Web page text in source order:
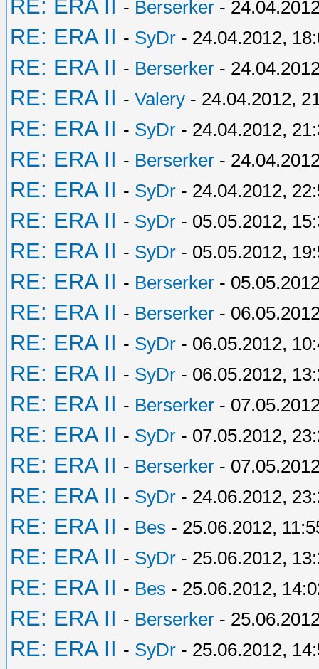
RE: ERA II - Berserker -
RE: ERA II - SyDr - 24.04.2012,
RE: ERA II - Berserker -
RE: ERA II - Valery - 24.04.2012,
RE: ERA II - SyDr - 24.04.2012,
RE: ERA II - Berserker -
RE: ERA II - SyDr - 24.04.2012,
RE: ERA II - SyDr - 05.05.2012,
RE: ERA II - SyDr - 05.05.2012,
RE: ERA II - Berserker -
RE: ERA II - Berserker -
RE: ERA II - SyDr - 06.05.2012,
RE: ERA II - SyDr - 06.05.2012,
RE: ERA II - Berserker -
RE: ERA II - SyDr - 07.05.2012,
RE: ERA II - Berserker -
RE: ERA II - SyDr - 24.06.2012,
RE: ERA II - Bes - 25.06.2012,
RE: ERA II - SyDr - 25.06.2012,
RE: ERA II - Bes - 25.06.2012,
RE: ERA II - Berserker -
RE: ERA II - SyDr - 25.06.2012,